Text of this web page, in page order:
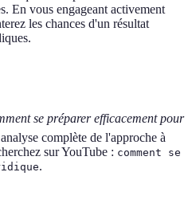
En vous engageant activement
les chances d'un résultat
se préparer efficacement pour
complète de l'approche à
sur YouTube : comment se
.